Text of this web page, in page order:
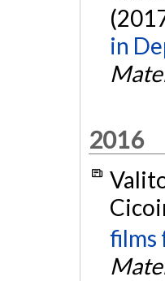
in
2016
films